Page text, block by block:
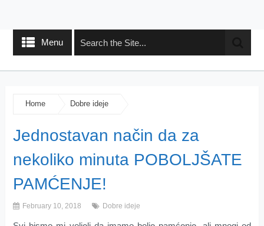
Menu
Home Dobre ideje
Jednostavan način da za
nekoliko minuta POBOLJŠATE
PAMĆENJE!
February 10, 2018 Dobre ideje